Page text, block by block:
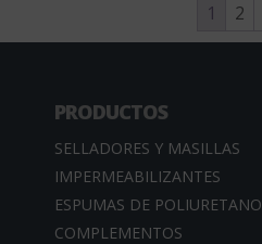
1 2
PRODUCTOS
SELLADORES Y MASILLAS
IMPERMEABILIZANTES
ESPUMAS DE POLIURETANO
COMPLEMENTOS